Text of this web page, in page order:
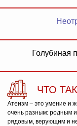
Голубиная
ЧТО
Атеизм – это умение и
очень разным: родным
рядовым, верующим и